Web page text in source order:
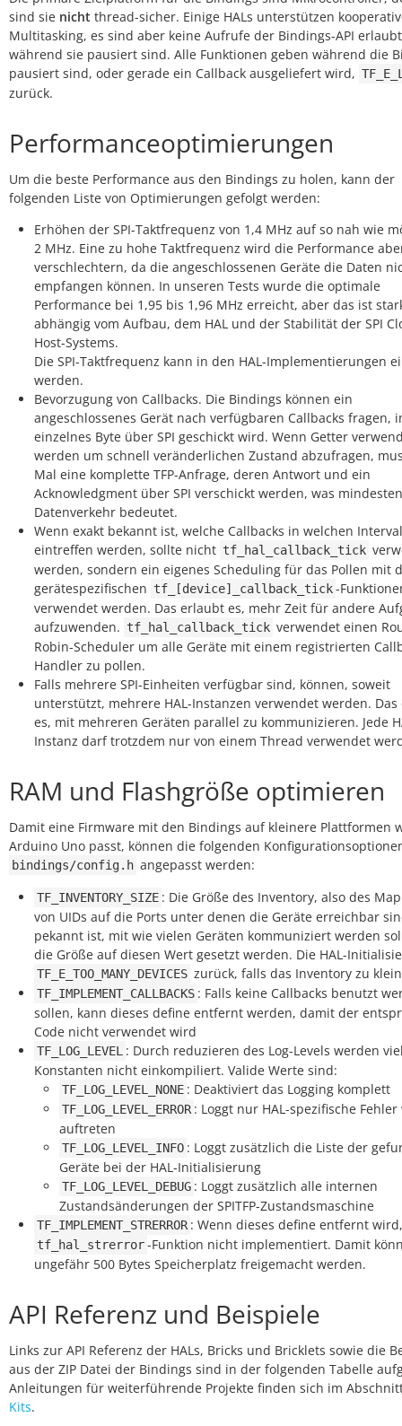
sind sie nicht thread-sicher. Einige HALs unterstützen
Multitasking, es sind aber keine Aufrufe der Bindings-API
während sie pausiert sind. Alle Funktionen geben während die
pausiert sind, oder gerade ein Callback ausgeliefert wird,
zurück.
Performanceoptimierungen
Um die beste Performance aus den Bindings zu holen, kann der
folgenden Liste von Optimierungen gefolgt werden:
Erhöhen der SPI-Taktfrequenz von 1,4 MHz auf so nah wie
2 MHz. Eine zu hohe Taktfrequenz wird die Performance
verschlechtern, da die angeschlossenen Geräte die Daten
empfangen können. In unseren Tests wurde die optimale
Performance bei 1,95 bis 1,96 MHz erreicht, aber das ist
abhängig vom Aufbau, dem HAL und der Stabilität der SPI
Host-Systems.
Die SPI-Taktfrequenz kann in den HAL-Implementierungen
werden.
Bevorzugung von Callbacks. Die Bindings können ein
angeschlossenes Gerät nach verfügbaren Callbacks fragen,
einzelnes Byte über SPI geschickt wird. Wenn Getter
werden um schnell veränderlichen Zustand abzufragen,
Mal eine komplette TFP-Anfrage, deren Antwort und ein
Acknowledgment über SPI verschickt werden, was
Datenverkehr bedeutet.
Wenn exakt bekannt ist, welche Callbacks in welchen
eintreffen werden, sollte nicht tf_hal_callback_tick
werden, sondern ein eigenes Scheduling für das Pollen mit
gerätespezifischen tf_[device]_callback_tick-
verwendet werden. Das erlaubt es, mehr Zeit für andere
aufzuwenden. tf_hal_callback_tick verwendet einen
Robin-Scheduler um alle Geräte mit einem registrierten
Handler zu pollen.
Falls mehrere SPI-Einheiten verfügbar sind, können, soweit
unterstützt, mehrere HAL-Instanzen verwendet werden.
es, mit mehreren Geräten parallel zu kommunizieren. Jede
Instanz darf trotzdem nur von einem Thread verwendet
RAM und Flashgröße optimieren
Damit eine Firmware mit den Bindings auf kleinere Plattformen
Arduino Uno passt, können die folgenden
bindings/config.h angepasst werden:
TF_INVENTORY_SIZE : Die Größe des Inventory, also des
von UIDs auf die Ports unter denen die Geräte erreichbar
pekannt ist, mit wie vielen Geräten kommuniziert werden
die Größe auf diesen Wert gesetzt werden. Die HAL-
TF_E_TOO_MANY_DEVICES zurück, falls das Inventory zu
TF_IMPLEMENT_CALLBACKS : Falls keine Callbacks benutzt
sollen, kann dieses define entfernt werden, damit der
Code nicht verwendet wird
TF_LOG_LEVEL : Durch reduzieren des Log-Levels werden
Konstanten nicht einkompiliert. Valide Werte sind:
TF_LOG_LEVEL_NONE : Deaktiviert das Logging komplett
TF_LOG_LEVEL_ERROR : Loggt nur HAL-spezifische
auftreten
TF_LOG_LEVEL_INFO : Loggt zusätzlich die Liste der
Geräte bei der HAL-Initialisierung
TF_LOG_LEVEL_DEBUG : Loggt zusätzlich alle internen
Zustandsänderungen der SPITFP-Zustandsmaschine
TF_IMPLEMENT_STRERROR : Wenn dieses define entfernt
tf_hal_strerror-Funktion nicht implementiert. Damit
ungefähr 500 Bytes Speicherplatz freigemacht werden.
API Referenz und Beispiele
Links zur API Referenz der HALs, Bricks und Bricklets sowie die
aus der ZIP Datei der Bindings sind in der folgenden Tabelle
Anleitungen für weiterführende Projekte finden sich im
Kits.